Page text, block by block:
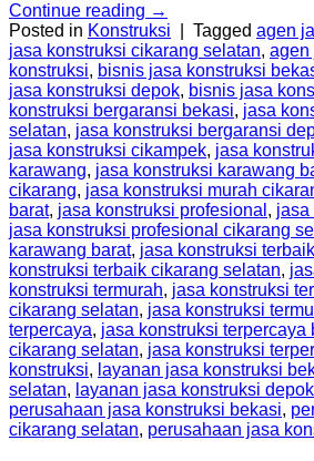
Continue reading →
Posted in Konstruksi Tagged agen
jasa konstruksi cikarang selatan, agen
konstruksi, bisnis jasa konstruksi
jasa konstruksi depok, bisnis jasa
konstruksi bergaransi bekasi, jasa
selatan, jasa konstruksi bergaransi
jasa konstruksi cikampek, jasa
karawang, jasa konstruksi karawang
cikarang, jasa konstruksi murah
barat, jasa konstruksi profesional , jasa
jasa konstruksi profesional cikarang
karawang barat, jasa konstruksi terbaik
konstruksi terbaik cikarang selatan,
konstruksi termurah, jasa konstruksi
cikarang selatan, jasa konstruksi
terpercaya, jasa konstruksi terpercaya
cikarang selatan, jasa konstruksi
konstruksi, layanan jasa konstruksi
selatan, layanan jasa konstruksi depok
perusahaan jasa konstruksi bekasi,
cikarang selatan, perusahaan jasa